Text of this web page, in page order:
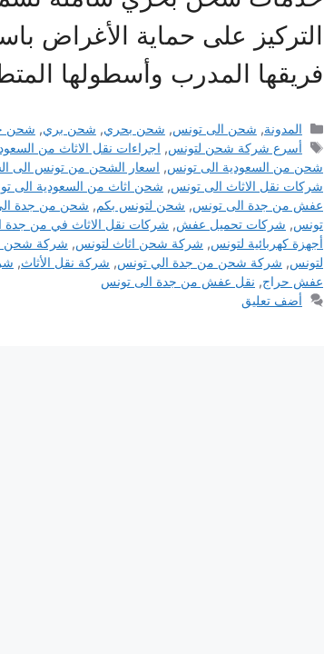
التركيز على حماية الأغراض
فريقها المدرب وأسطولها
التصنيفات
المدونة, شحن الى تونس, شحن بحري, شحن بري, شحن
الوسوم
أسرع شركة شحن لتونس, اجراءات نقل الاثاث من
شحن من السعودية الى تونس, اسعار الشحن من تونس الى
شركات نقل الاثاث الى تونس, شحن اثاث من السعودية الى
عفش من جدة الى تونس, شحن لتونس بكم, شحن من جدة
تونس, شركات تحميل عفش, شركات نقل الاثاث في من جدة
أجهزة كهربائية لتونس, شركة شحن اثاث لتونس, شركة شحن
لتونس, شركة شحن من جدة الي تونس, شركة نقل الأثاث,
عفش حراج, نقل عفش من جدة الى تونس
أضف تعليق